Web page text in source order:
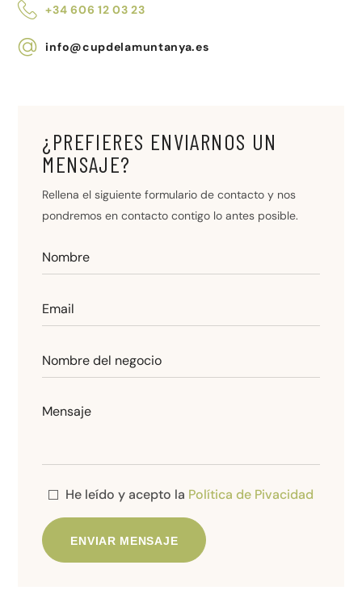
+34606 12 03 23
info@cupdelamuntanya.es
¿PREFIERES ENVIARNOS UN
MENSAJE?
Rellena el siguiente formulario de contacto y nos
pondremos en contacto contigo lo antes posible.
He leído y acepto la Política de Pivacidad